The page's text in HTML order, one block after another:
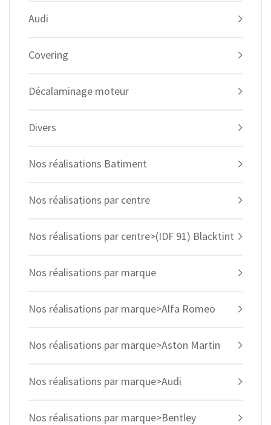
Audi
Covering
Décalaminage moteur
Divers
Nos réalisations Batiment
Nos réalisations par centre
Nos réalisations par centre>(IDF 91) Blacktint
Nos réalisations par marque
Nos réalisations par marque>Alfa Romeo
Nos réalisations par marque>Aston Martin
Nos réalisations par marque>Audi
Nos réalisations par marque>Bentley